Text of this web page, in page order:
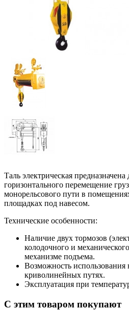
Таль электрическая
горизонтального перемещение
монорельсового пути в
площадках под навесом.
Технические особенности:
Наличие двух тормозов
колодочного и
механизме подъема.
Возможность
криволинейных путях.
Эксплуатация при
С этим товаром покупают